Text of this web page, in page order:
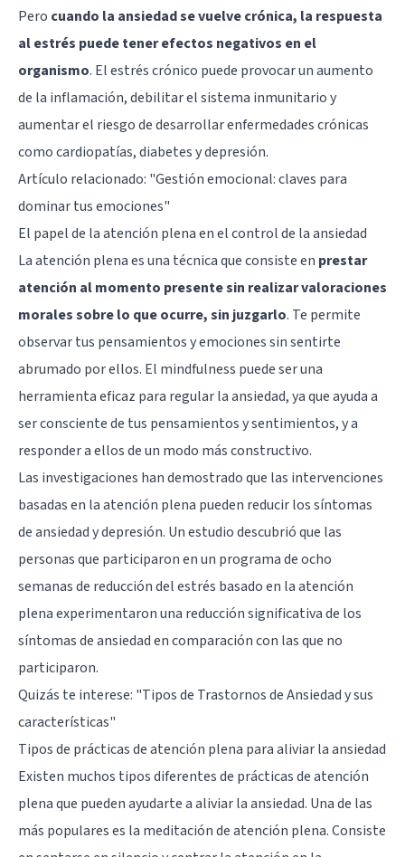
Pero cuando la ansiedad se vuelve crónica, la respuesta
al estrés puede tener efectos negativos en el
organismo. El estrés crónico puede provocar un aumento
de la inflamación, debilitar el sistema inmunitario y
aumentar el riesgo de desarrollar enfermedades crónicas
como cardiopatías, diabetes y depresión.
Artículo relacionado: "Gestión emocional: claves para
dominar tus emociones"
El papel de la atención plena en el control de la ansiedad
La atención plena es una técnica que consiste en prestar
atención al momento presente sin realizar valoraciones
morales sobre lo que ocurre, sin juzgarlo. Te permite
observar tus pensamientos y emociones sin sentirte
abrumado por ellos. El mindfulness puede ser una
herramienta eficaz para regular la ansiedad, ya que ayuda a
ser consciente de tus pensamientos y sentimientos, y a
responder a ellos de un modo más constructivo.
Las investigaciones han demostrado que las intervenciones
basadas en la atención plena pueden reducir los síntomas
de ansiedad ydepresión. Un estudio descubrió que las
personas que participaron en un programa de ocho
semanas de reducción del estrés basado en la atención
plena experimentaron una reducción significativa de los
síntomas de ansiedad en comparación con las que no
participaron.
Quizás te interese: "Tipos de Trastornos de Ansiedad y sus
características"
Tipos de prácticas de atención plena para aliviar la ansiedad
Existen muchos tipos diferentes de prácticas de atención
plena que pueden ayudarte a aliviar la ansiedad. Una de las
más populares es la meditación de atención plena. Consiste